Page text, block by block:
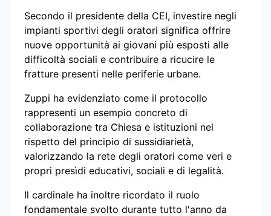
Secondo il presidente della CEI, investire negli
impianti sportivi degli oratori significa offrire
nuove opportunità ai giovani più esposti alle
difficoltà sociali e contribuire a ricucire le
fratture presenti nelle periferie urbane.
Zuppi ha evidenziato come il protocollo
rappresenti un esempio concreto di
collaborazione tra Chiesa e istituzioni nel
rispetto del principio di sussidiarietà,
valorizzando la rete degli oratori come veri e
propri presìdi educativi, sociali e di legalità.
Il cardinale ha inoltre ricordato il ruolo
fondamentale svolto durante tutto l'anno da